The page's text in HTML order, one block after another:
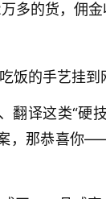
多的货，佣
饭的手艺挂到
翻译这类“硬
，那恭喜你